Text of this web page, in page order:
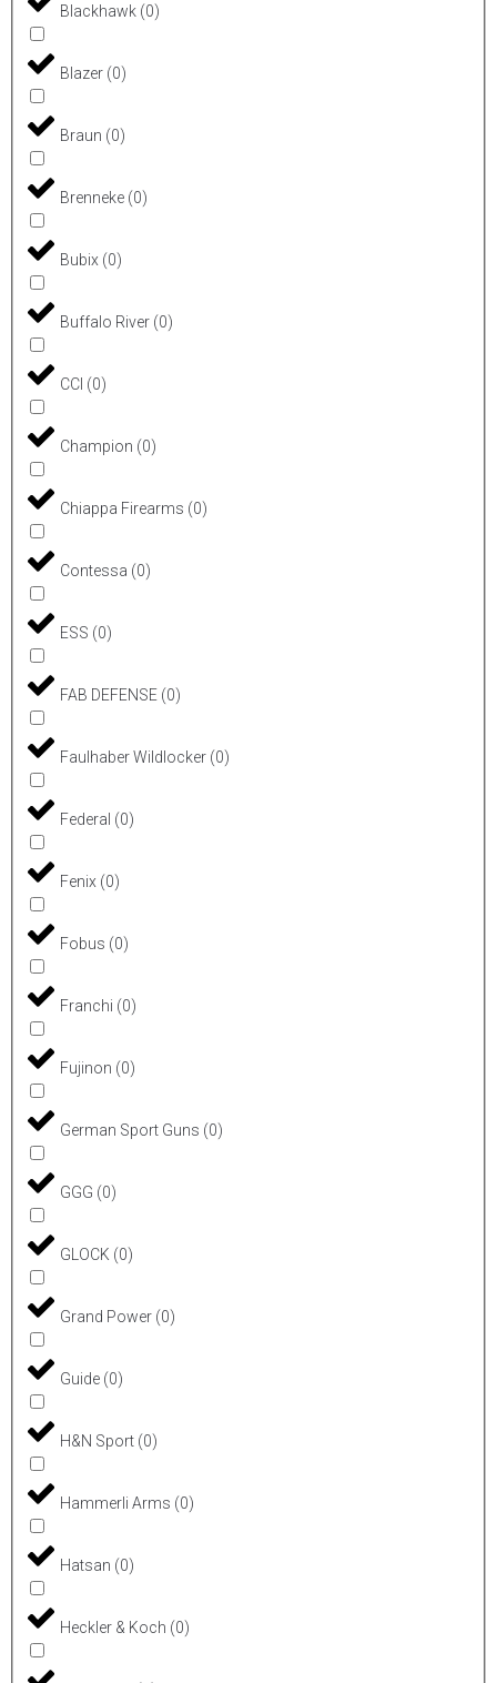
Blackhawk (0)
Blazer (0)
Braun (0)
Brenneke (0)
Bubix (0)
Buffalo River (0)
CCI (0)
Champion (0)
Chiappa Firearms (0)
Contessa (0)
ESS (0)
FAB DEFENSE (0)
Faulhaber Wildlocker (0)
Federal (0)
Fenix (0)
Fobus (0)
Franchi (0)
Fujinon (0)
German Sport Guns (0)
GGG (0)
GLOCK (0)
Grand Power (0)
Guide (0)
H&N Sport (0)
Hammerli Arms (0)
Hatsan (0)
Heckler & Koch (0)